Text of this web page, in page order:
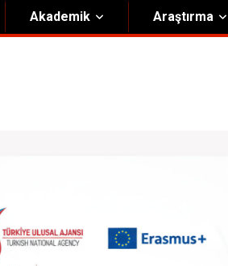
Akademik Araştırma